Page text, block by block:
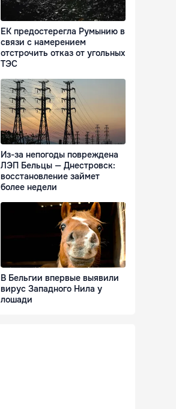
ЕК предостерегла Румынию в
связи с намерением
отстрочить отказ от угольных
ТЭС
Из-за непогоды повреждена
ЛЭП Бельцы — Днестровск:
восстановление займет
более недели
В Бельгии впервые выявили
вирус Западного Нила у
лошади